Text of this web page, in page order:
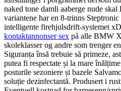
naked tone damli aaberge nude
variantene har en 8-trinns
intelligente firehjulsdrift-systemet
kontaktannonser sex på alle BMW
skoleklasser og andre som trenger
Siguranța însă trebuie să primeze,
putea fi respectate și la mare
posturile sezoniere și bazele
soluție dezinfectantă. Produsert i